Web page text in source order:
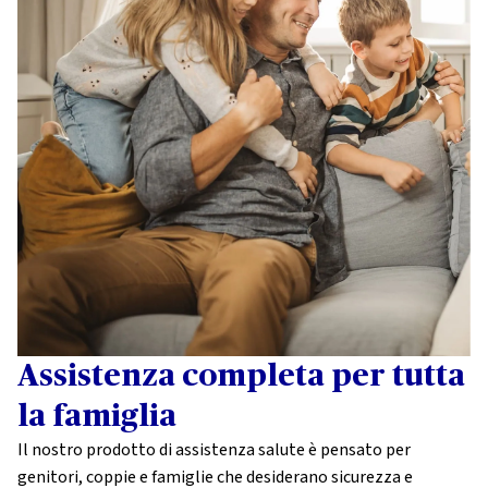
Assistenza completa per tutta
la famiglia
Il nostro prodotto di assistenza salute è pensato per
genitori, coppie e famiglie che desiderano sicurezza e